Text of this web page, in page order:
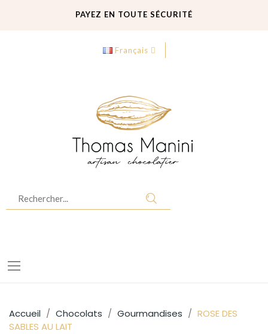
LIVRAISON GRATUITE
PAYEZ EN TOUTE SÉCURITÉ
Français
Accueil Chocolats Gourmandises
ROSE DES
SABLES AU LAIT